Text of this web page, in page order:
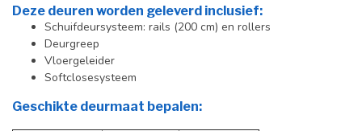
Deze deuren worden geleverd inclusief:
Schuifdeursysteem: rails (200 cm) en rollers
Deurgreep
Vloergeleider
Softclosesysteem
Geschikte deurmaat bepalen: